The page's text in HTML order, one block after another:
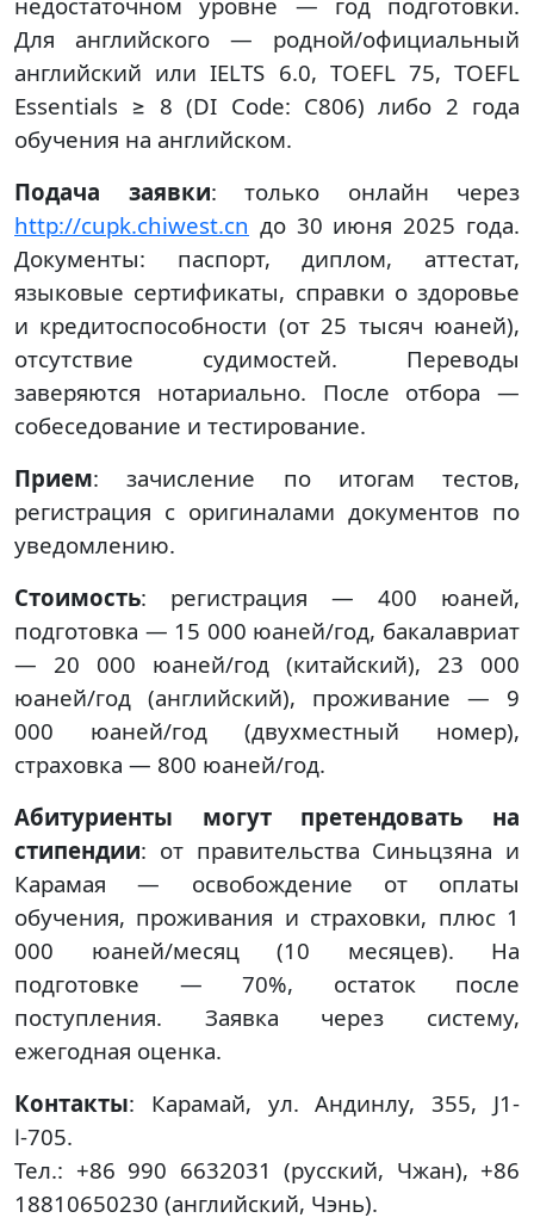
Для английского — родной/официальный
английский или IELTS 6.0, TOEFL 75, TOEFL
Essentials ≥ 8 (DI Code: C806) либо 2 года
обучения на английском.
Подача заявки: только онлайн через
http://cupk.chiwest.cn до 30 июня 2025 года.
Документы: паспорт, диплом, аттестат,
языковые сертификаты, справки о здоровье
и кредитоспособности (от 25 тысяч юаней),
отсутствие судимостей. Переводы
заверяются нотариально. После отбора —
собеседование и тестирование.
Прием: зачисление по итогам тестов,
регистрация с оригиналами документов по
уведомлению.
Стоимость: регистрация — 400 юаней,
подготовка — 15 000 юаней/год, бакалавриат
— 20 000 юаней/год (китайский), 23 000
юаней/год (английский), проживание — 9
000 юаней/год (двухместный номер),
страховка — 800 юаней/год.
Абитуриенты могут претендовать на
стипендии: от правительства Синьцзяна и
Карамая — освобождение от оплаты
обучения, проживания и страховки, плюс 1
000 юаней/месяц (10 месяцев). На
подготовке — 70%, остаток после
поступления. Заявка через систему,
ежегодная оценка.
Контакты: Карамай, ул. Андинлу, 355, J1-
Ⅰ-705.
Тел.: +86 990 6632031 (русский, Чжан), +86
18810650230 (английский, Чэнь).